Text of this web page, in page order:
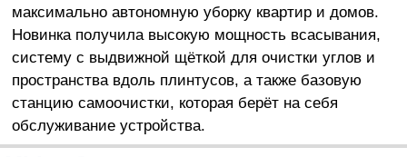
максимально автономную уборку квартир и домов.
Новинка получила высокую мощность всасывания,
систему с выдвижной щёткой для очистки углов и
пространства вдоль плинтусов, а также базовую
станцию самоочистки, которая берёт на себя
обслуживание устройства.